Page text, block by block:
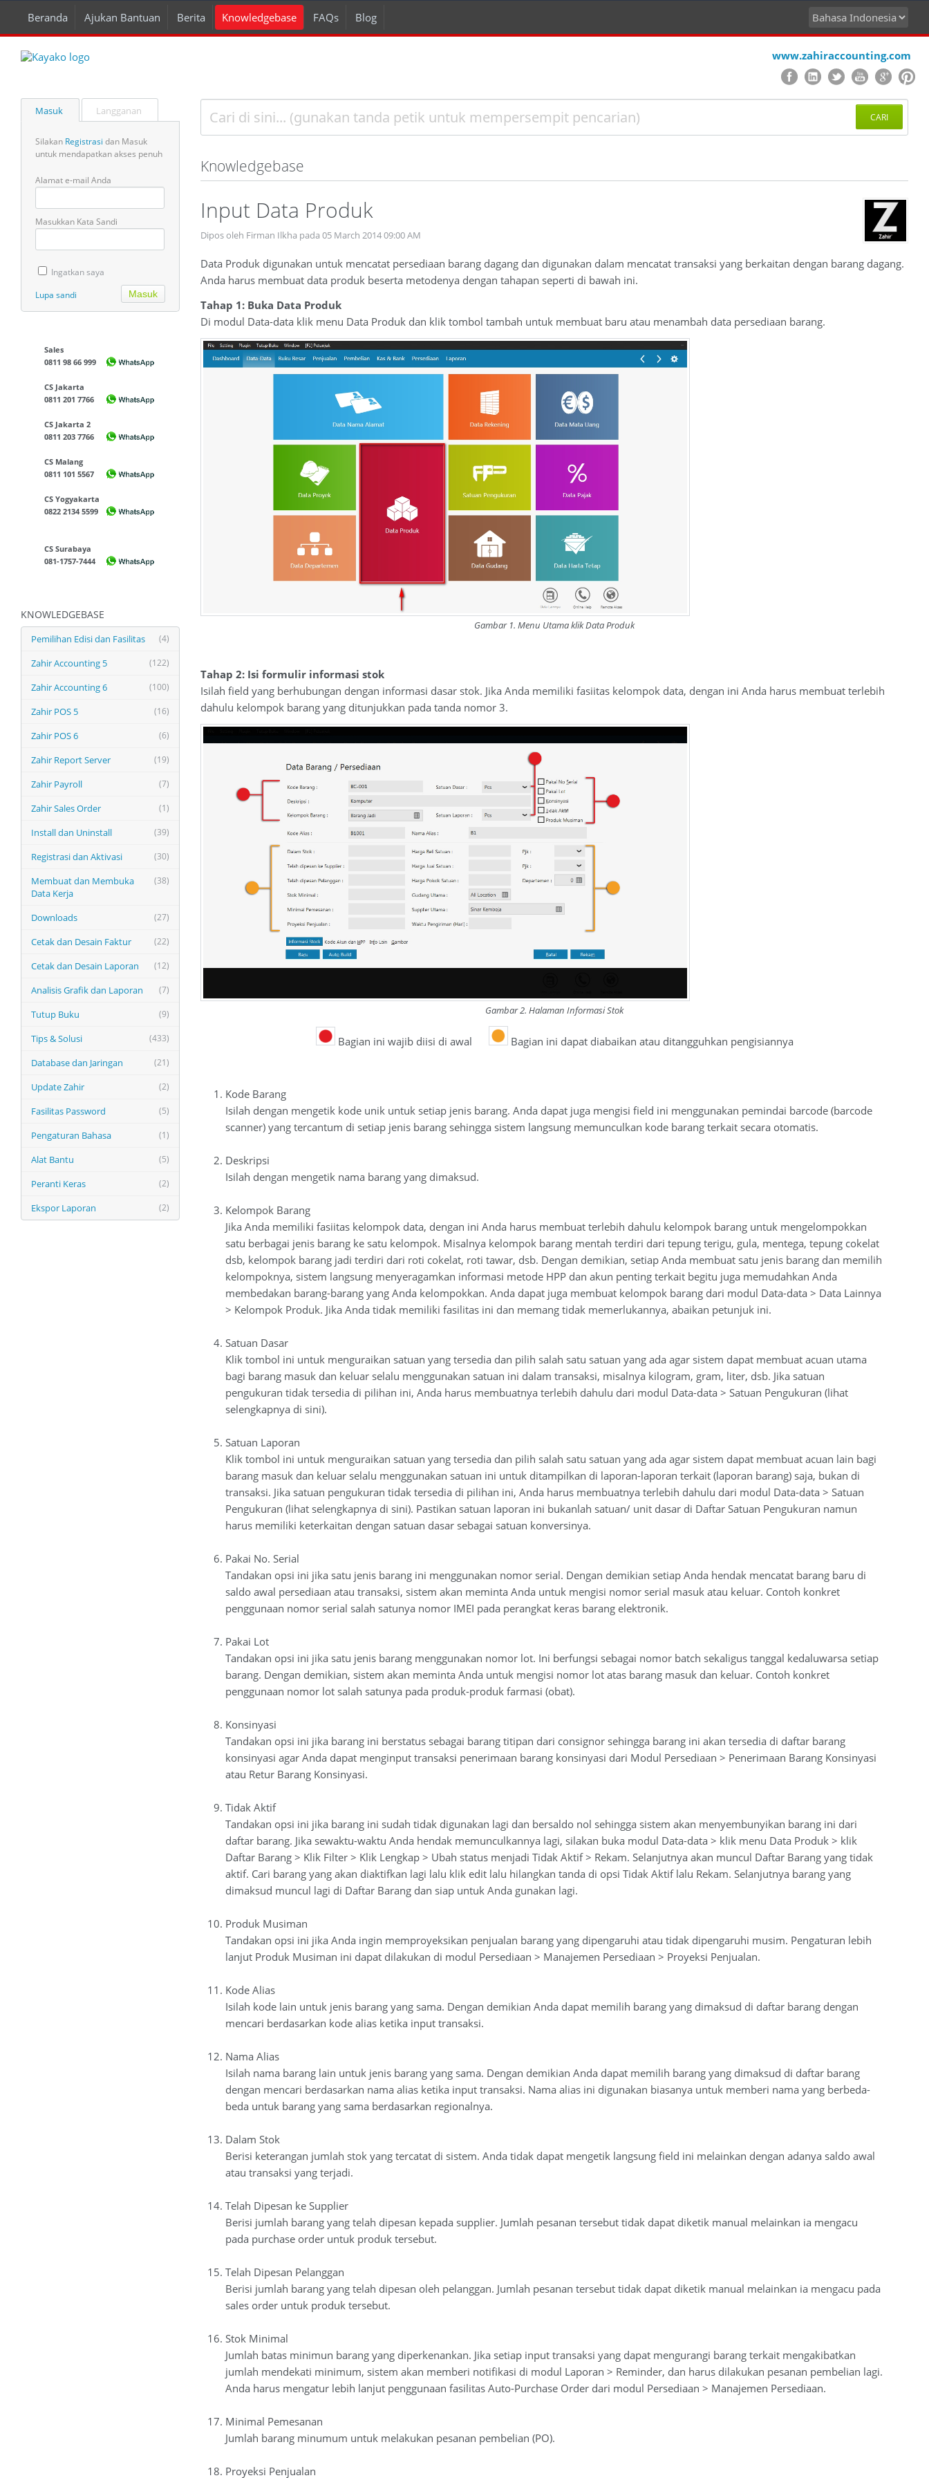
Beranda Ajukan Bantuan Berita Knowledgebase FAQs Blog
www.zahiraccounting.com
Masuk Langganan
Silakan Registrasi dan Masuk
untuk mendapatkan akses penuh
Alamat e-mail Anda
Masukkan Kata Sandi
Ingatkan saya
Lupa sandi
Sales
0811 98 66 999
CS Jakarta
0811 201 7766
CS Jakarta 2
0811 203 7766
CS Malang
0811 101 5567
CS Yogyakarta
0822 2134 5599
CS Surabaya
081-1757-7444
KNOWLEDGEBASE
(4)
Pemilihan Edisi dan Fasilitas
(122)
Zahir Accounting 5
(100)
Zahir Accounting 6
(16)
Zahir POS 5
(6)
Zahir POS 6
(19)
Zahir Report Server
(7)
Zahir Payroll
(1)
Zahir Sales Order
(39)
Install dan Uninstall
(30)
Registrasi dan Aktivasi
(38)
Membuat dan Membuka
Data Kerja
(27)
Downloads
(22)
Cetak dan Desain Faktur
(12)
Cetak dan Desain Laporan
(7)
Analisis Grafik dan Laporan
(9)
Tutup Buku
(433)
Tips & Solusi
(21)
Database dan Jaringan
(2)
Update Zahir
(5)
Fasilitas Password
(1)
Pengaturan Bahasa
(5)
Alat Bantu
(2)
Peranti Keras
(2)
Ekspor Laporan
CARI
Knowledgebase
Input Data Produk
Dipos oleh Firman Ilkha pada 05 March 2014 09:00 AM
Data Produk digunakan untuk mencatat persediaan barang dagang dan digunakan dalam mencatat transaksi yang berkaitan dengan barang dagang.
Anda harus membuat data produk beserta metodenya dengan tahapan seperti di bawah ini.
Tahap 1: Buka Data Produk
Di modul Data-data klik menu Data Produk dan klik tombol tambah untuk membuat baru atau menambah data persediaan barang.
Gambar 1. Menu Utama klik Data Produk
Tahap 2: Isi formulir informasi stok
Isilah field yang berhubungan dengan informasi dasar stok. Jika Anda memiliki fasiitas kelompok data, dengan ini Anda harus membuat terlebih
dahulu kelompok barang yang ditunjukkan pada tanda nomor 3.
Gambar 2. Halaman Informasi Stok
Bagian ini wajib diisi di awal Bagian ini dapat diabaikan atau ditangguhkan pengisiannya
Kode Barang
Isilah dengan mengetik kode unik untuk setiap jenis barang. Anda dapat juga mengisi field ini menggunakan pemindai barcode (barcode
scanner) yang tercantum di setiap jenis barang sehingga sistem langsung memunculkan kode barang terkait secara otomatis.
Deskripsi
Isilah dengan mengetik nama barang yang dimaksud.
Kelompok Barang
Jika Anda memiliki fasiitas kelompok data, dengan ini Anda harus membuat terlebih dahulu kelompok barang untuk mengelompokkan
satu berbagai jenis barang ke satu kelompok. Misalnya kelompok barang mentah terdiri dari tepung terigu, gula, mentega, tepung cokelat
dsb, kelompok barang jadi terdiri dari roti cokelat, roti tawar, dsb. Dengan demikian, setiap Anda membuat satu jenis barang dan memilih
kelompoknya, sistem langsung menyeragamkan informasi metode HPP dan akun penting terkait begitu juga memudahkan Anda
membedakan barang-barang yang Anda kelompokkan. Anda dapat juga membuat kelompok barang dari modul Data-data > Data Lainnya
> Kelompok Produk. Jika Anda tidak memiliki fasilitas ini dan memang tidak memerlukannya, abaikan petunjuk ini.
Satuan Dasar
Klik tombol ini untuk menguraikan satuan yang tersedia dan pilih salah satu satuan yang ada agar sistem dapat membuat acuan utama
bagi barang masuk dan keluar selalu menggunakan satuan ini dalam transaksi, misalnya kilogram, gram, liter, dsb. Jika satuan
pengukuran tidak tersedia di pilihan ini, Anda harus membuatnya terlebih dahulu dari modul Data-data > Satuan Pengukuran (lihat
selengkapnya di sini).
Satuan Laporan
Klik tombol ini untuk menguraikan satuan yang tersedia dan pilih salah satu satuan yang ada agar sistem dapat membuat acuan lain bagi
barang masuk dan keluar selalu menggunakan satuan ini untuk ditampilkan di laporan-laporan terkait (laporan barang) saja, bukan di
transaksi. Jika satuan pengukuran tidak tersedia di pilihan ini, Anda harus membuatnya terlebih dahulu dari modul Data-data > Satuan
Pengukuran (lihat selengkapnya di sini). Pastikan satuan laporan ini bukanlah satuan/ unit dasar di Daftar Satuan Pengukuran namun
harus memiliki keterkaitan dengan satuan dasar sebagai satuan konversinya.
Pakai No. Serial
Tandakan opsi ini jika satu jenis barang ini menggunakan nomor serial. Dengan demikian setiap Anda hendak mencatat barang baru di
saldo awal persediaan atau transaksi, sistem akan meminta Anda untuk mengisi nomor serial masuk atau keluar. Contoh konkret
penggunaan nomor serial salah satunya nomor IMEI pada perangkat keras barang elektronik.
Pakai Lot
Tandakan opsi ini jika satu jenis barang menggunakan nomor lot. Ini berfungsi sebagai nomor batch sekaligus tanggal kedaluwarsa setiap
barang. Dengan demikian, sistem akan meminta Anda untuk mengisi nomor lot atas barang masuk dan keluar. Contoh konkret
penggunaan nomor lot salah satunya pada produk-produk farmasi (obat).
Konsinyasi
Tandakan opsi ini jika barang ini berstatus sebagai barang titipan dari consignor sehingga barang ini akan tersedia di daftar barang
konsinyasi agar Anda dapat menginput transaksi penerimaan barang konsinyasi dari Modul Persediaan > Penerimaan Barang Konsinyasi
atau Retur Barang Konsinyasi.
Tidak Aktif
Tandakan opsi ini jika barang ini sudah tidak digunakan lagi dan bersaldo nol sehingga sistem akan menyembunyikan barang ini dari
daftar barang. Jika sewaktu-waktu Anda hendak memunculkannya lagi, silakan buka modul Data-data > klik menu Data Produk > klik
Daftar Barang > Klik Filter > Klik Lengkap > Ubah status menjadi Tidak Aktif > Rekam. Selanjutnya akan muncul Daftar Barang yang tidak
aktif. Cari barang yang akan diaktifkan lagi lalu klik edit lalu hilangkan tanda di opsi Tidak Aktif lalu Rekam. Selanjutnya barang yang
dimaksud muncul lagi di Daftar Barang dan siap untuk Anda gunakan lagi.
Produk Musiman
Tandakan opsi ini jika Anda ingin memproyeksikan penjualan barang yang dipengaruhi atau tidak dipengaruhi musim. Pengaturan lebih
lanjut Produk Musiman ini dapat dilakukan di modul Persediaan > Manajemen Persediaan > Proyeksi Penjualan.
Kode Alias
Isilah kode lain untuk jenis barang yang sama. Dengan demikian Anda dapat memilih barang yang dimaksud di daftar barang dengan
mencari berdasarkan kode alias ketika input transaksi.
Nama Alias
Isilah nama barang lain untuk jenis barang yang sama. Dengan demikian Anda dapat memilih barang yang dimaksud di daftar barang
dengan mencari berdasarkan nama alias ketika input transaksi. Nama alias ini digunakan biasanya untuk memberi nama yang berbeda-
beda untuk barang yang sama berdasarkan regionalnya.
Dalam Stok
Berisi keterangan jumlah stok yang tercatat di sistem. Anda tidak dapat mengetik langsung field ini melainkan dengan adanya saldo awal
atau transaksi yang terjadi.
Telah Dipesan ke Supplier
Berisi jumlah barang yang telah dipesan kepada supplier. Jumlah pesanan tersebut tidak dapat diketik manual melainkan ia mengacu
pada purchase order untuk produk tersebut.
Telah Dipesan Pelanggan
Berisi jumlah barang yang telah dipesan oleh pelanggan. Jumlah pesanan tersebut tidak dapat diketik manual melainkan ia mengacu pada
sales order untuk produk tersebut.
Stok Minimal
Jumlah batas minimun barang yang diperkenankan. Jika setiap input transaksi yang dapat mengurangi barang terkait mengakibatkan
jumlah mendekati minimum, sistem akan memberi notifikasi di modul Laporan > Reminder, dan harus dilakukan pesanan pembelian lagi.
Anda harus mengatur lebih lanjut penggunaan fasilitas Auto-Purchase Order dari modul Persediaan > Manajemen Persediaan.
Minimal Pemesanan
Jumlah barang minumum untuk melakukan pesanan pembelian (PO).
Proyeksi Penjualan